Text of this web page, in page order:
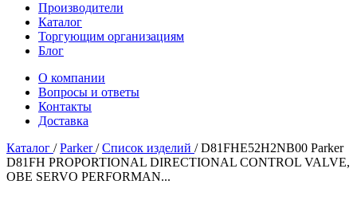
Производители
Каталог
Торгующим организациям
Блог
О компании
Вопросы и ответы
Контакты
Доставка
Каталог /Parker /Список изделий /D81FHE52H2NB00 Parker
D81FH PROPORTIONAL DIRECTIONAL CONTROL VALVE,
OBE SERVO PERFORMAN...